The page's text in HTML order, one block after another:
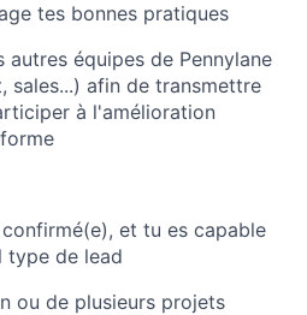
tes bonnes pratiques
équipes de Pennylane
sales...) afin de transmettre
à l'amélioration
et tu es capable
type de lead
ou de plusieurs projets